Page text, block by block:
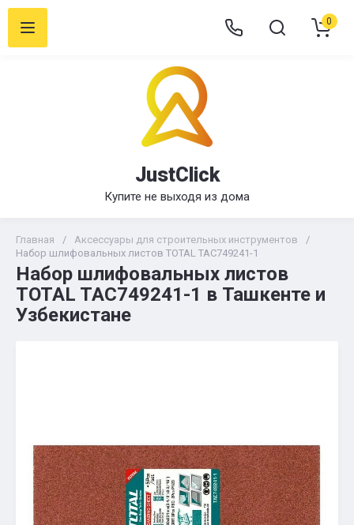
JustClick
Купите не выходя из дома
0
Главная / Аксессуары для строительных инструментов
/
Набор шлифовальных листов TOTAL TAC749241-1
Набор шлифовальных листов
TOTAL TAC749241-1 в Ташкенте и
Узбекистане